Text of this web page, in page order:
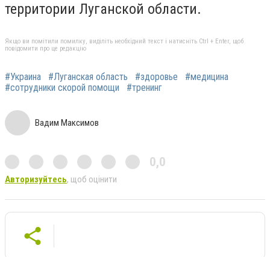
территории Луганской области.
Якщо ви помітили помилку, виділіть необхідний текст і натисніть Ctrl + Enter, щоб
повідомити про це редакцію
#Украина #Луганская область #здоровье
#медицина
#сотрудники скорой помощи
#тренинг
Вадим Максимов
0,0
Авторизуйтесь, щоб оцінити